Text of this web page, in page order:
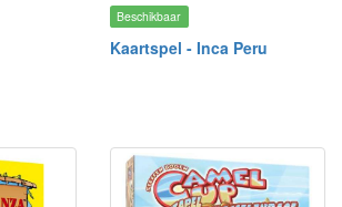
Beschikbaar
Kaartspel - Inca Peru